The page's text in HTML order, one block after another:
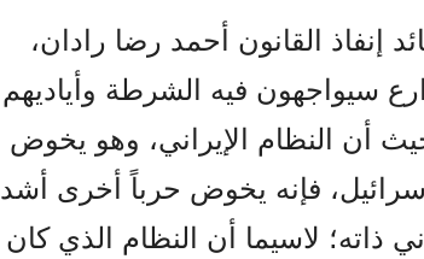
إنفاذ القانون أحمد رضا رادان،
سيواجهون فيه الشرطة وأياديهم
أن النظام الإيراني، وهو يخوض
فإنه يخوض حرباً أخرى أشد
ذاته؛ لاسيما أن النظام الذي كان